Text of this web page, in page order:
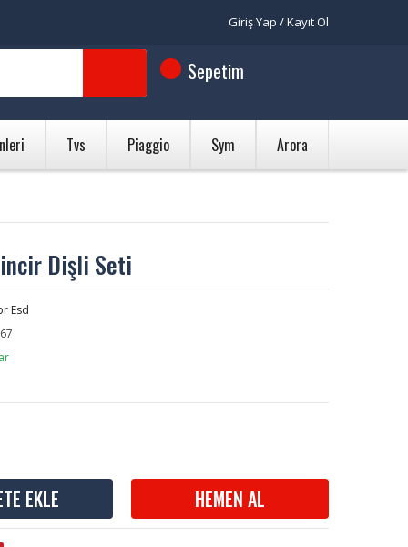
Giriş Yap / Kayıt Ol
Sepetim
Tvs Piaggio Sym Arora
Dişli Seti
Esd
EKLE HEMEN AL